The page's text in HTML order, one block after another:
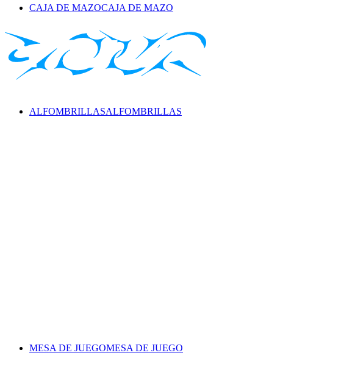
CAJA DE MAZOCAJA DE MAZO
ALFOMBRILLASALFOMBRILLAS
MESA DE JUEGOMESA DE JUEGO